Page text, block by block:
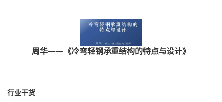
周华——《冷弯轻钢承重结构的特点与设计》
行业干货